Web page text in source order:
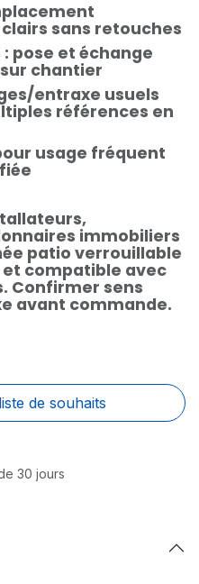
sans retouches
pose et échange
chantier
entraxe usuels
références en
usage fréquent
immobiliers
patio verrouillable
compatible avec
Confirmer sens
avant commande.
de souhaits
30 jours